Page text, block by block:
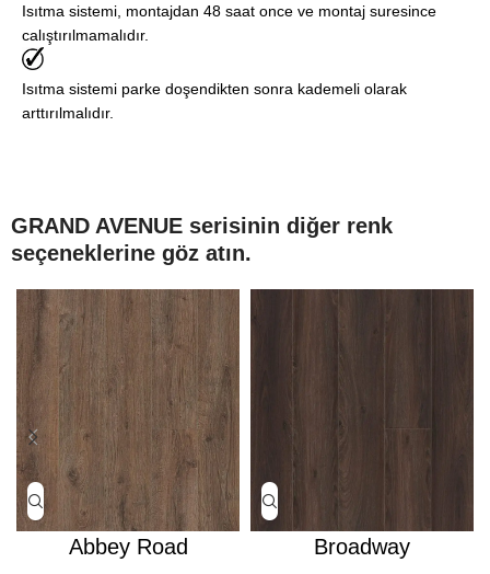
Isıtma sistemi, montajdan 48 saat once ve montaj suresince
calıştırılmamalıdır.
Isıtma sistemi parke doşendikten sonra kademeli olarak
arttırılmalıdır.
GRAND AVENUE serisinin diğer renk
seçeneklerine göz atın.
Abbey Road Broadway